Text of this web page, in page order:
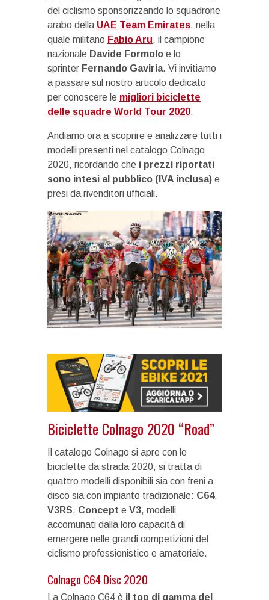
del ciclismo sponsorizzando lo squadrone
arabo della UAE Team Emirates, nella
quale militano Fabio Aru, il campione
nazionale Davide Formolo e lo
sprinter Fernando Gaviria. Vi invitiamo
a passare sul nostro articolo dedicato
per conoscere le migliori biciclette
delle squadre World Tour 2020.
Andiamo ora a scoprire e analizzare tutti i
modelli presenti nel catalogo Colnago
2020, ricordando che i prezzi riportati
sono intesi al pubblico (IVA inclusa) e
presi da rivenditori ufficiali.
Biciclette Colnago 2020 “Road”
Il catalogo Colnago si apre con le
biciclette da strada 2020, si tratta di
quattro modelli disponibili sia con freni a
disco sia con impianto tradizionale: C64,
V3RS, Concept e V3, modelli
accomunati dalla loro capacità di
emergere nelle grandi competizioni del
ciclismo professionistico e amatoriale.
Colnago C64 Disc 2020
La Colnago C64 è il top di gamma del